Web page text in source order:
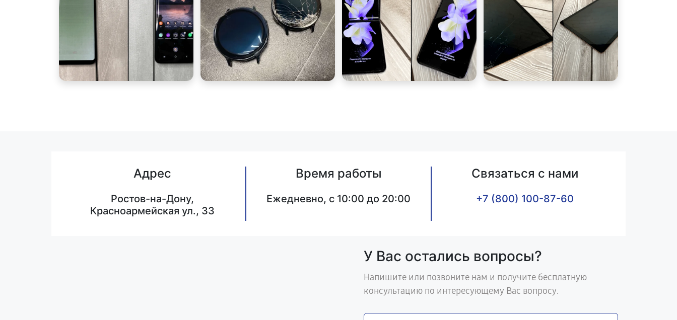
Адрес
Ростов-на-Дону,
Красноармейская ул., 33
Время работы
Ежедневно, с 10:00 до 20:00
Связаться с нами
+7 (800) 100-87-60
У Вас остались вопросы?
Напишите или позвоните нам и получите бесплатную
консультацию по интересующему Вас вопросу.